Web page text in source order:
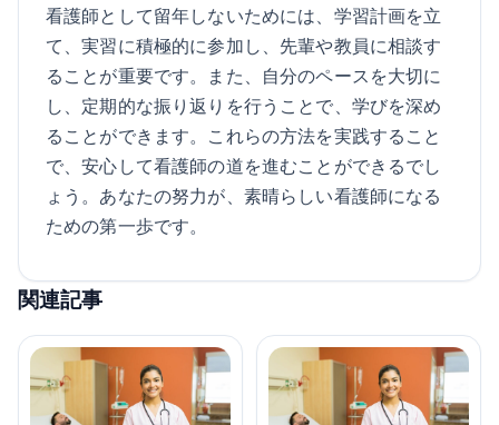
看護師として留年しないためには、学習計画を立
て、実習に積極的に参加し、先輩や教員に相談す
ることが重要です。また、自分のペースを大切に
し、定期的な振り返りを行うことで、学びを深め
ることができます。これらの方法を実践すること
で、安心して看護師の道を進むことができるでし
ょう。あなたの努力が、素晴らしい看護師になる
ための第一歩です。
関連記事